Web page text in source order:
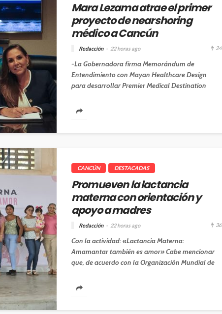
Mara Lezama atrae el primer
proyecto de nearshoring
médico a Cancún
Redacción 22 horas ago 24
-La Gobernadora firma Memorándum de
Entendimiento con Mayan Healthcare Design
para desarrollar Premier Medical Destination
CANCÚN DESTACADAS
Promueven la lactancia
materna con orientación y
apoyo a madres
Redacción 22 horas ago 36
Con la actividad: «Lactancia Materna:
Amamantar también es amor» Cabe mencionar
que, de acuerdo con la Organización Mundial de